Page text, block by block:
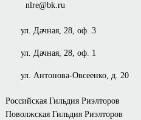
nlre@bk.ru
ул. Дачная, 28, оф. 3
ул. Дачная, 28, оф. 1
ул. Антонова-Овсеенко, д. 20
Российская Гильдия Риэлторов
Поволжская Гильдия Риэлторов